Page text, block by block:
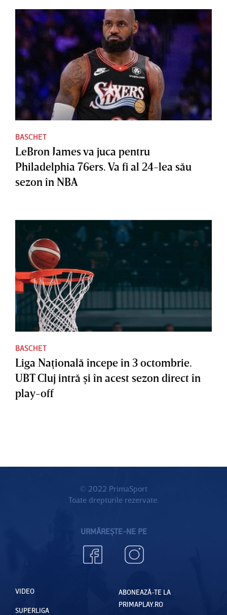
BASCHET
LeBron James va juca pentru
Philadelphia 76ers. Va fi al 24-lea său
sezon în NBA
BASCHET
Liga Naţională începe în 3 octombrie.
UBT Cluj intră şi în acest sezon direct în
play-off
© 2022 PrimaSport
Toate drepturile rezervate.
URMĂREȘTE-NE PE
VIDEO
SUPERLIGA
ABONEAZĂ-TE LA
PRIMAPLAY.RO